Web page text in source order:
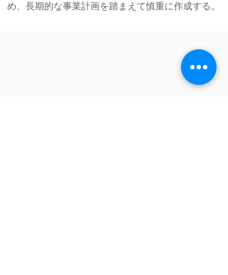
め、長期的な事業計画を踏まえて慎重に作成する。